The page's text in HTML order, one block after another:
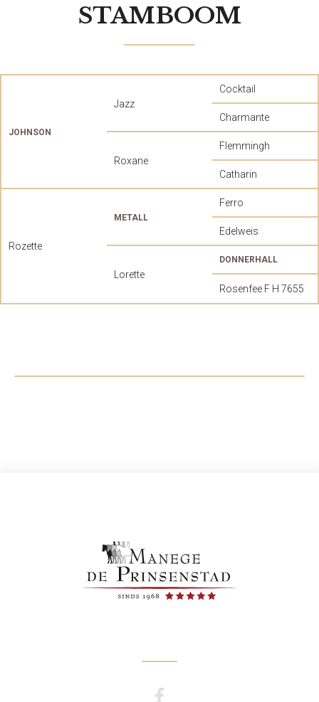
STAMBOOM
Jazz
Cocktail
JOHNSON
Charmante
Roxane
Flemmingh
Catharin
METALL
Ferro
Rozette
Edelweis
Lorette
DONNERHALL
Rosenfee F H 7655